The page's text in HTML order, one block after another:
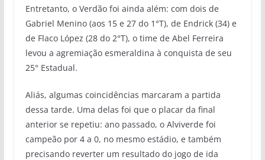
Entretanto, o Verdão foi ainda além: com dois de
Gabriel Menino (aos 15 e 27 do 1°T), de Endrick (34) e
de Flaco López (28 do 2°T), o time de Abel Ferreira
levou a agremiação esmeraldina à conquista de seu
25° Estadual.
Aliás, algumas coincidências marcaram a partida
dessa tarde. Uma delas foi que o placar da final
anterior se repetiu: ano passado, o Alviverde foi
campeão por 4 a 0, no mesmo estádio, e também
precisando reverter um resultado do jogo de ida